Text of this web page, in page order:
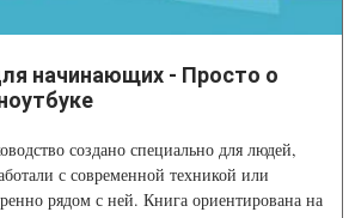
начинающих - Просто о
создано специально для людей,
с современной техникой или
рядом с ней. Книга ориентирована на